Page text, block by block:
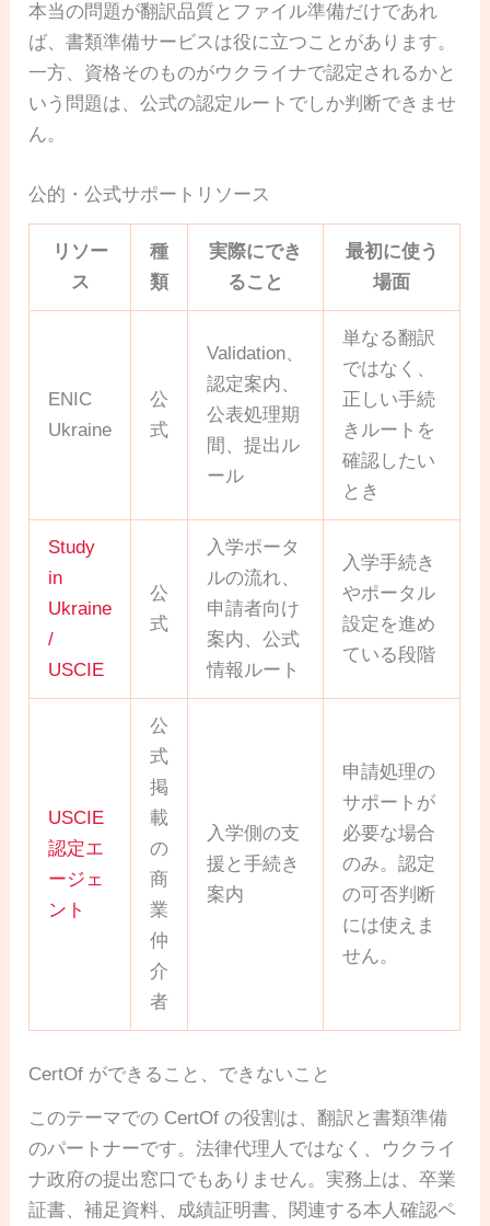
本当の問題が翻訳品質とファイル準備だけであれ
ば、書類準備サービスは役に立つことがあります。
一方、資格そのものがウクライナで認定されるかと
いう問題は、公式の認定ルートでしか判断できませ
ん。
公的・公式サポートリソース
リソー
ス
種
類
実際にでき
ること
最初に使う
場面
ENIC
Ukraine
公
式
Validation、
認定案内、
公表処理期
間、提出ル
ール
単なる翻訳
ではなく、
正しい手続
きルートを
確認したい
とき
Study
in
Ukraine
/
USCIE
公
式
入学ポータ
ルの流れ、
申請者向け
案内、公式
情報ルート
入学手続き
やポータル
設定を進め
ている段階
USCIE
認定エ
ージェ
ント
公
式
掲
載
の
商
業
仲
介
者
入学側の支
援と手続き
案内
申請処理の
サポートが
必要な場合
のみ。認定
の可否判断
には使えま
せん。
CertOf ができること、できないこと
このテーマでの CertOf の役割は、翻訳と書類準備
のパートナーです。法律代理人ではなく、ウクライ
ナ政府の提出窓口でもありません。実務上は、卒業
証書、補足資料、成績証明書、関連する本人確認ペ